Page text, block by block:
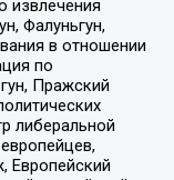
извлечения
Фалуньгун,
в отношении
по
Пражский
либеральной
Европейский